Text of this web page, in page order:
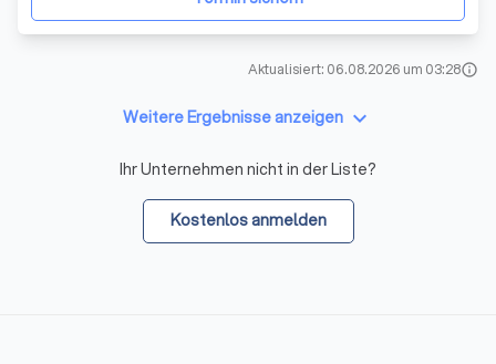
Aktualisiert: 06.08.2026 um 03:28info
Weitere Ergebnisse anzeigen keyboard_arrow_down
Ihr Unternehmen nicht in der Liste?
Kostenlos anmelden